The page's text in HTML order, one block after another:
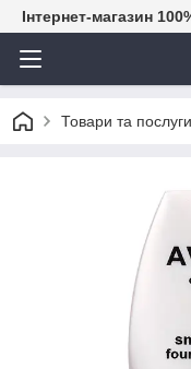
Інтернет-магазин
Товари та послуги